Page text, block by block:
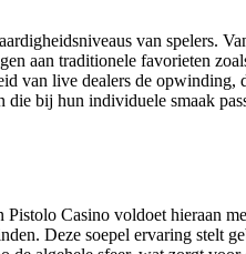
van spelers.
aan traditionele favorieten
van live dealers de
bij hun individuele smaak
Casino voldoet hieraan
Deze soepel ervaring stelt